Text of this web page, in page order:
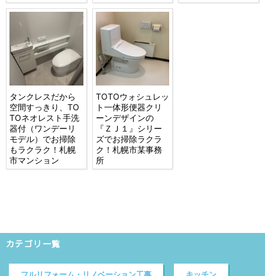
タンクレスだから
空間すっきり、TO
TOネオレスト手洗
器付（ワンデーリ
モデル）でお掃除
もラクラク！札幌
市マンション
TOTOウォシュレッ
ト一体形便器クリ
ーンデザインの
『ＺＪ１』シリー
ズでお掃除ラクラ
ク！札幌市某事務
所
カテゴリ一覧
フルリフォーム・リノベーション工事 キッチン